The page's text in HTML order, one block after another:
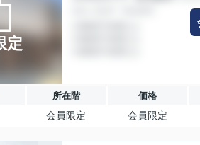
定
所在階 価格
会員限定 会員限定